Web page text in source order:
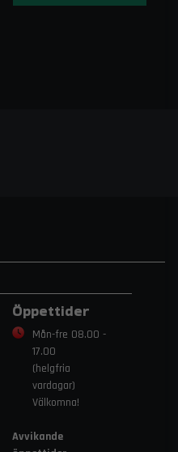
Öppettider
Mån-fre 08.00 -
17.00
(helgfria
vardagar)
Välkomna!
Avvikande